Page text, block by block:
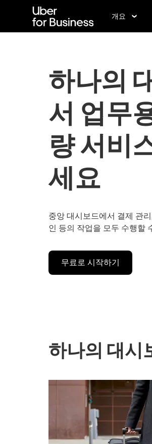
개요
하나의
서 업무
량 서비
세요
중앙 대시보드에서 결제 관
인 등의 작업을 모두 수행할
무료로 시작하기
하나의 대시